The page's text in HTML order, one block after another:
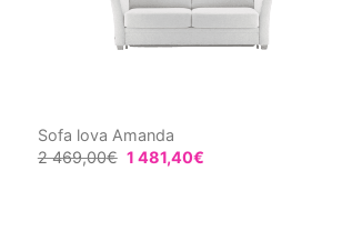
Sofa lova Amanda
2 469,00€ 1 481,40€